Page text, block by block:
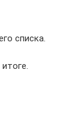
списка.